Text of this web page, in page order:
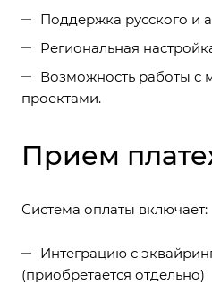
Поддержка русского и
Региональная
Возможность работы
проектами.
Прием
Система оплаты включает:
Интеграцию с
(приобретается отдельно)